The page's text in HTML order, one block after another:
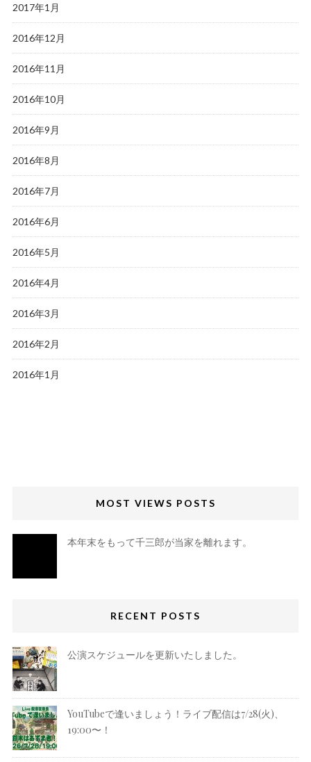
2017年1月
2016年12月
2016年11月
2016年10月
2016年9月
2016年8月
2016年7月
2016年6月
2016年5月
2016年4月
2016年3月
2016年2月
2016年1月
MOST VIEWS POSTS
本年末をもって千三郎が当家を離れます。
RECENT POSTS
公演スケジュールを更新いたしました。
YouTubeで逢いましょう！ライブ配信は7/28(火)、
19:00〜！